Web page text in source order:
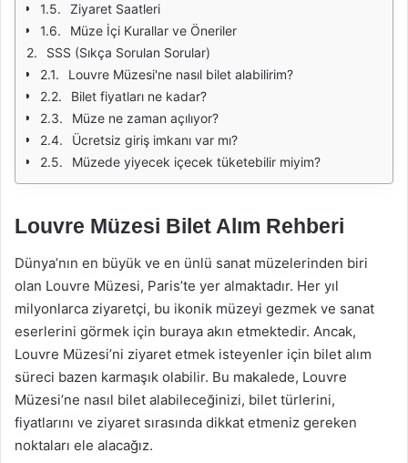
Ziyaret Saatleri
Müze İçi Kurallar ve Öneriler
SSS (Sıkça Sorulan Sorular)
Louvre Müzesi'ne nasıl bilet alabilirim?
Bilet fiyatları ne kadar?
Müze ne zaman açılıyor?
Ücretsiz giriş imkanı var mı?
Müzede yiyecek içecek tüketebilir miyim?
Louvre Müzesi Bilet Alım Rehberi
Dünya’nın en büyük ve en ünlü sanat müzelerinden biri
olan Louvre Müzesi, Paris’te yer almaktadır. Her yıl
milyonlarca ziyaretçi, bu ikonik müzeyi gezmek ve sanat
eserlerini görmek için buraya akın etmektedir. Ancak,
Louvre Müzesi’ni ziyaret etmek isteyenler için bilet alım
süreci bazen karmaşık olabilir. Bu makalede, Louvre
Müzesi’ne nasıl bilet alabileceğinizi, bilet türlerini,
fiyatlarını ve ziyaret sırasında dikkat etmeniz gereken
noktaları ele alacağız.